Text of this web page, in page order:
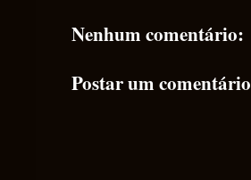
Nenhum comentário:
Postar um comentário